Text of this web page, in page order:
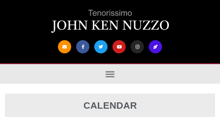
CALENDAR